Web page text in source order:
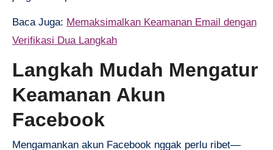
Baca Juga: Memaksimalkan Keamanan Email dengan
Verifikasi Dua Langkah
Langkah Mudah Mengatur
Keamanan Akun
Facebook
Mengamankan akun Facebook nggak perlu ribet—